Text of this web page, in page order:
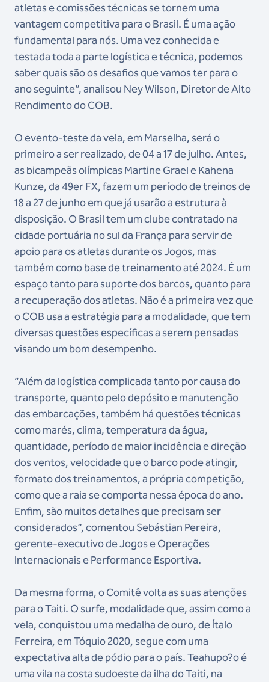
atletas e comissões técnicas se tornem uma
vantagem competitiva para o Brasil. É uma ação
fundamental para nós. Uma vez conhecida e
testada toda a parte logística e técnica, podemos
saber quais são os desafios que vamos ter para o
ano seguinte”, analisou Ney Wilson, Diretor de Alto
Rendimento do COB.
O evento-teste da vela, em Marselha, será o
primeiro a ser realizado, de 04 a 17 de julho. Antes,
as bicampeãs olímpicas Martine Grael e Kahena
Kunze, da 49er FX, fazem um período de treinos de
18 a 27 de junho em que já usarão a estrutura à
disposição. O Brasil tem um clube contratado na
cidade portuária no sul da França para servir de
apoio para os atletas durante os Jogos, mas
também como base de treinamento até 2024. É um
espaço tanto para suporte dos barcos, quanto para
a recuperação dos atletas. Não é a primeira vez que
o COB usa a estratégia para a modalidade, que tem
diversas questões específicas a serem pensadas
visando um bom desempenho.
“Além da logística complicada tanto por causa do
transporte, quanto pelo depósito e manutenção
das embarcações, também há questões técnicas
como marés, clima, temperatura da água,
quantidade, período de maior incidência e direção
dos ventos, velocidade que o barco pode atingir,
formato dos treinamentos, a própria competição,
como que a raia se comporta nessa época do ano.
Enfim, são muitos detalhes que precisam ser
considerados”, comentou Sebástian Pereira,
gerente-executivo de Jogos e Operações
Internacionais e Performance Esportiva.
Da mesma forma, o Comitê volta as suas atenções
para o Taiti. O surfe, modalidade que, assim como a
vela, conquistou uma medalha de ouro, de Ítalo
Ferreira, em Tóquio 2020, segue com uma
expectativa alta de pódio para o país. Teahupo?o é
uma vila na costa sudoeste da ilha do Taiti, na